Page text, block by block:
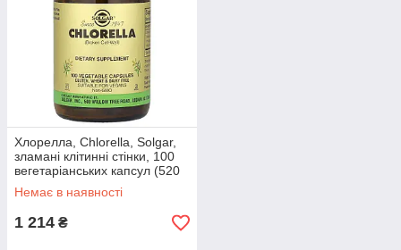
Хлорелла, Chlorella, Solgar,
зламані клітинні стінки, 100
вегетаріанських капсул (520
мг у капсулі)
Немає в наявності
1 214 ₴